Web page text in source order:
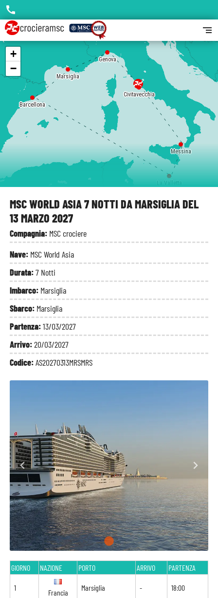
MSC WORLD ASIA 7 NOTTI DA MARSIGLIA DEL
13 MARZO 2027
Compagnia: MSC crociere
Nave: MSC World Asia
Durata:7 Notti
Imbarco: Marsiglia
Sbarco: Marsiglia
Partenza:13/03/2027
Arrivo:20/03/2027
Codice:AS20270313MRSMRS
GIORNO NAZIONE PORTO ARRIVO PARTENZA
1
Francia
Marsiglia - 18:00
Marsiglia
Genova
Civitavecchia
Messina
La Valletta
Barcellona
+
−
call
segment